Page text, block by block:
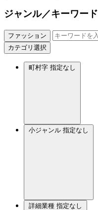
ジャンル／キーワード
ファッション
カテゴリ選択
町村字 指定なし
小ジャンル 指定なし
詳細業種 指定なし